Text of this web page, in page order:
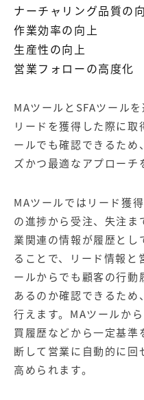
ナーチャリング品質の
作業効率の向上
生産性の向上
営業フォローの高度化
MAツールとSFAツール
リードを獲得した際に取
ールでも確認できるため
ズかつ最適なアプローチ
MAツールではリード獲
の進捗から受注、失注ま
業関連の情報が履歴とし
ることで、リード情報と
ールからでも顧客の行動
あるのか確認できるため
行えます。MAツールか
買履歴などから一定基準
断して営業に自動的に回
高められます。